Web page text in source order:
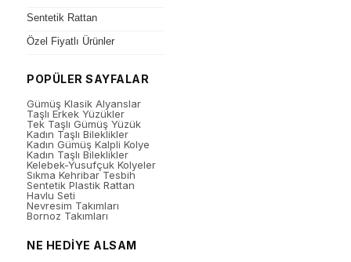
Sentetik Rattan
Özel Fiyatlı Ürünler
POPÜLER SAYFALAR
Gümüş Klasik Alyanslar
Taşlı Erkek Yüzükler
Tek Taşlı Gümüş Yüzük
Kadın Taşlı Bileklikler
Kadın Gümüş Kalpli Kolye
Kadın Taşlı Bileklikler
Kelebek-Yusufçuk Kolyeler
Sıkma Kehribar Tesbih
Sentetik Plastik Rattan
Havlu Seti
Nevresim Takımları
Bornoz Takımları
NE HEDİYE ALSAM